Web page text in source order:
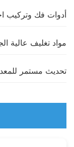
أدوات فك وتركيب
مواد تغليف عالية
تحديث مستمر